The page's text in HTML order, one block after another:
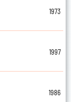
1973
1997
1986